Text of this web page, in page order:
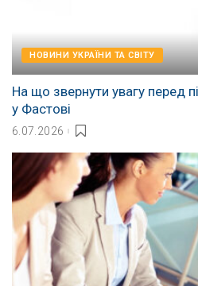
НОВИНИ УКРАЇНИ ТА СВІТУ
На що звернути увагу перед
у Фастові
6.07.2026